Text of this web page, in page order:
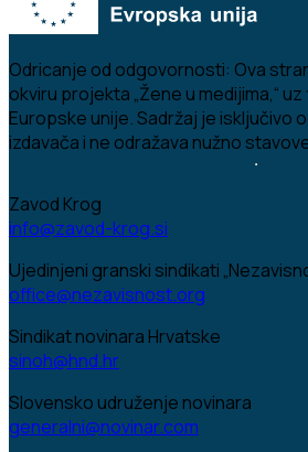
Odricanje od odgovornosti: Ova
okviru projekta „Žene u medijima,“
Europske unije. Sadržaj je isključivo
izdavača i ne odražava nužno
Zavod Krog
info@zavod-krog.si
Ujedinjeni granski sindikati
office@nezavisnost.org
Sindikat novinara Hrvatske
sinoh@hnd.hr
Slovensko udruženje novinara
generalni@novinar.com